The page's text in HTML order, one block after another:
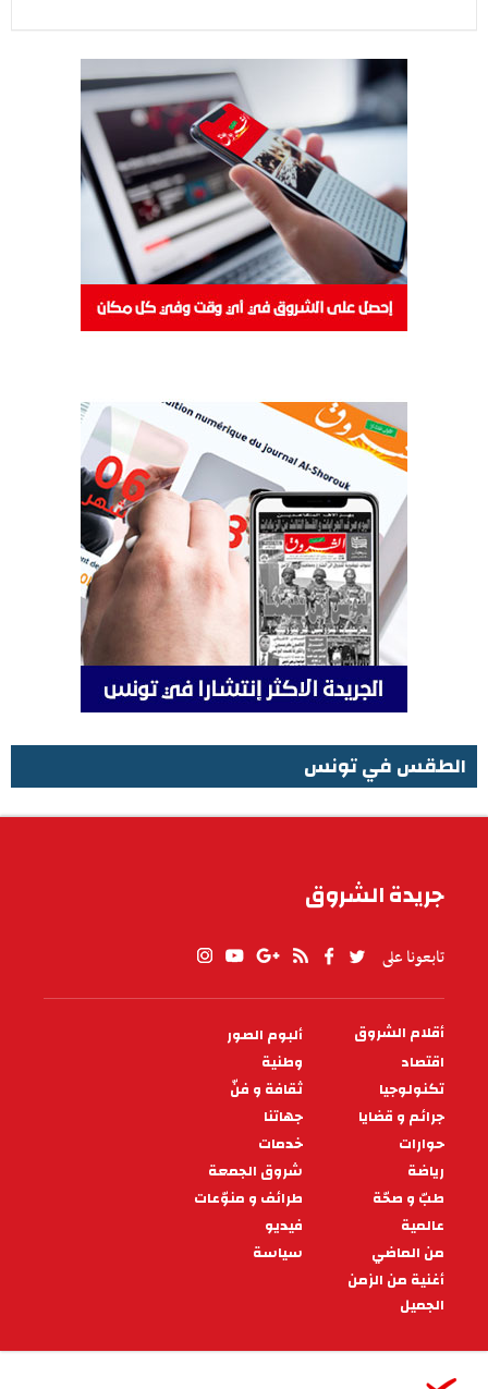
الطقس في تونس
جريدة الشروق
تابعونا على
PIED
DE
PAGE
أقلام الشروق
ألبوم الصور
اقتصاد
وطنية
تكنولوجيا
ثقافة و فنّ
جرائم و قضايا
جهاتنا
حوارات
خدمات
رياضة
شروق الجمعة
طبّ و صحّة
طرائف و منوّعات
عالمية
فيديو
من الماضي
سياسة
أغنية من الزمن
الجميل